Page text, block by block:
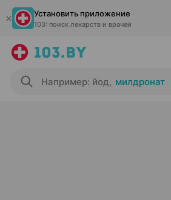
Установить приложение
103: поиск лекарств и врачей
Например: йод, милдронат